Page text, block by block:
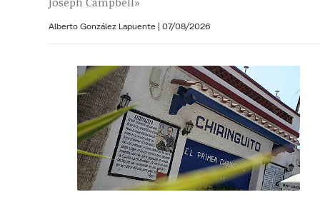
Alberto González Lapuente | 07/08/2026